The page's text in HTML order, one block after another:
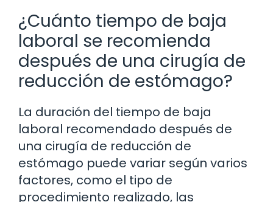
¿Cuánto tiempo de baja
laboral se recomienda
después de una cirugía de
reducción de estómago?
La duración del tiempo de baja
laboral recomendado después de
una cirugía de reducción de
estómago puede variar según varios
factores, como el tipo de
procedimiento realizado, las